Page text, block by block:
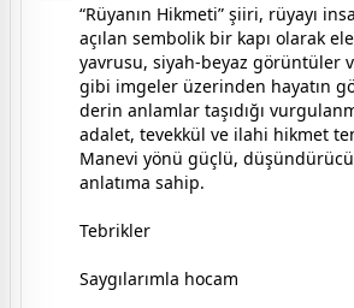
“Rüyanın Hikmeti” şiiri, rüyayı
açılan sembolik bir kapı olarak
yavrusu, siyah-beyaz görüntüler
gibi imgeler üzerinden hayatın
derin anlamlar taşıdığı
adalet, tevekkül ve ilahi hikmet
Manevi yönü güçlü,
anlatıma sahip.
Tebrikler
Saygılarımla hocam